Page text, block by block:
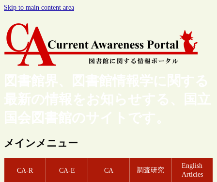
Skip to main content area
図書館界、図書館情報学に関する
最新の情報をお知らせする、国立
国会図書館のサイトです。
メインメニュー
CA-R CA-E CA 調査研究
English
Articles